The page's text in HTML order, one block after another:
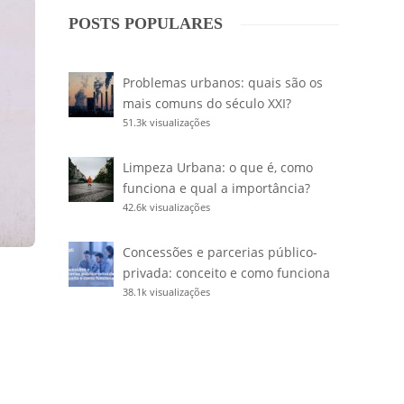
POSTS POPULARES
Problemas urbanos: quais são os
mais comuns do século XXI?
51.3k visualizações
Limpeza Urbana: o que é, como
funciona e qual a importância?
42.6k visualizações
Concessões e parcerias público-
privada: conceito e como funciona
38.1k visualizações